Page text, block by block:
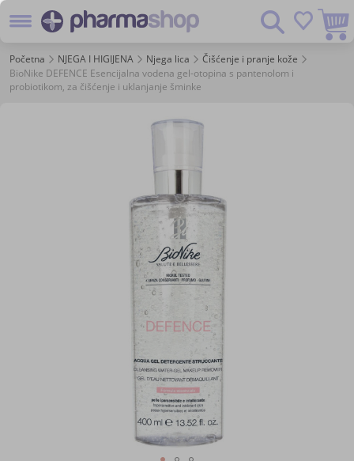
Pretraživanje
na
sadržaj
Početna NJEGA I HIGIJENA Njega lica
Čišćenje i pranje kože
BioNike DEFENCE Esencijalna vodena gel-otopina s pantenolom i
probiotikom, za čišćenje i uklanjanje šminke